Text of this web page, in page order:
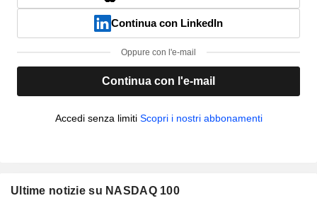
Continua con LinkedIn
Oppure con l'e-mail
Continua con l'e-mail
Accedi senza limiti Scopri i nostri abbonamenti
Ultime notizie su NASDAQ 100